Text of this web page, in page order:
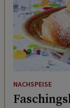
NACHSPEISE